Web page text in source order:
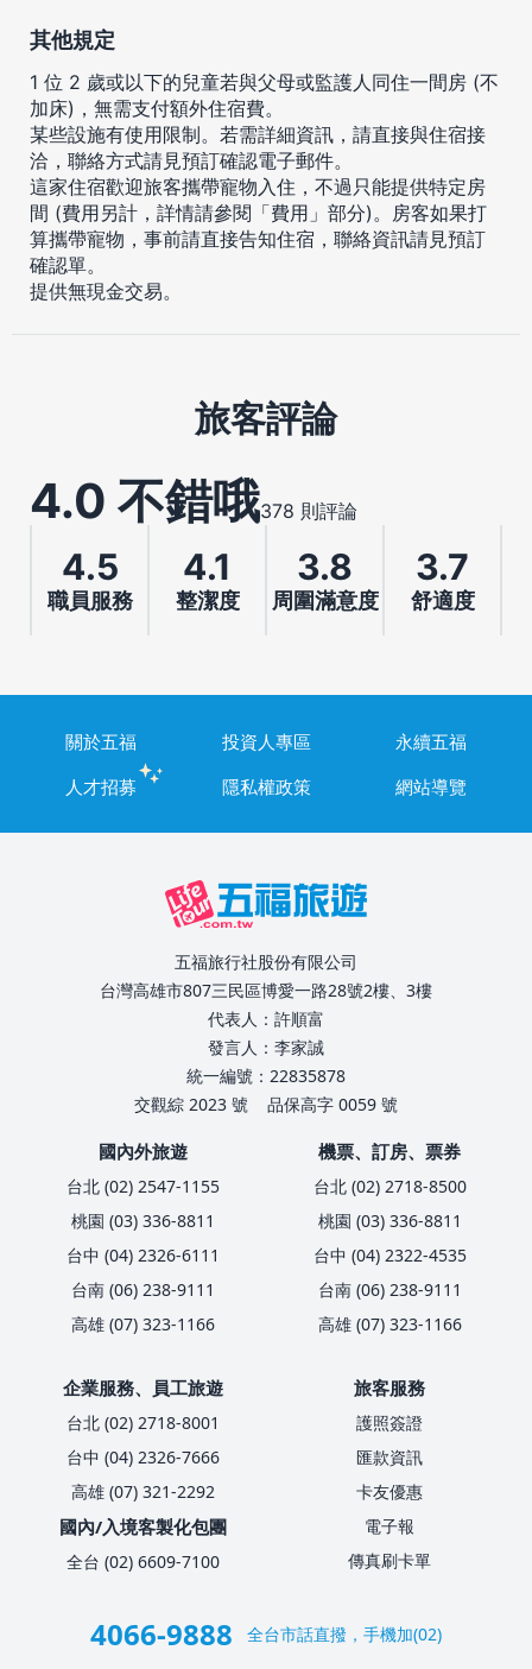
其他規定
1 位 2 歲或以下的兒童若與父母或監護人同住一間房 (不
加床)，無需支付額外住宿費。
某些設施有使用限制。若需詳細資訊，請直接與住宿接
洽，聯絡方式請見預訂確認電子郵件。
這家住宿歡迎旅客攜帶寵物入住，不過只能提供特定房
間 (費用另計，詳情請參閱「費用」部分)。房客如果打
算攜帶寵物，事前請直接告知住宿，聯絡資訊請見預訂
確認單。
提供無現金交易。
旅客評論
4.0 不錯哦378 則評論
4.5
職員服務
4.1
整潔度
3.8
周圍滿意度
3.7
舒適度
關於五福 投資人專區
永續五福
人才招募
隱私權政策 網站導覽
五福旅行社股份有限公司
台灣高雄市807三民區博愛一路28號2樓、3樓
代表人：許順富
發言人：李家誠
統一編號：22835878
交觀綜 2023 號
品保高字 0059 號
國內外旅遊
台北 (02) 2547-1155
桃園 (03) 336-8811
台中 (04) 2326-6111
台南 (06) 238-9111
高雄 (07) 323-1166
機票、訂房、票券
台北 (02) 2718-8500
桃園 (03) 336-8811
台中 (04) 2322-4535
台南 (06) 238-9111
高雄 (07) 323-1166
企業服務、員工旅遊
台北 (02) 2718-8001
台中 (04) 2326-7666
高雄 (07) 321-2292
國內/入境客製化包團
全台 (02) 6609-7100
旅客服務
護照簽證
匯款資訊
卡友優惠
電子報
傳真刷卡單
4066-9888 全台市話直撥，手機加(02)